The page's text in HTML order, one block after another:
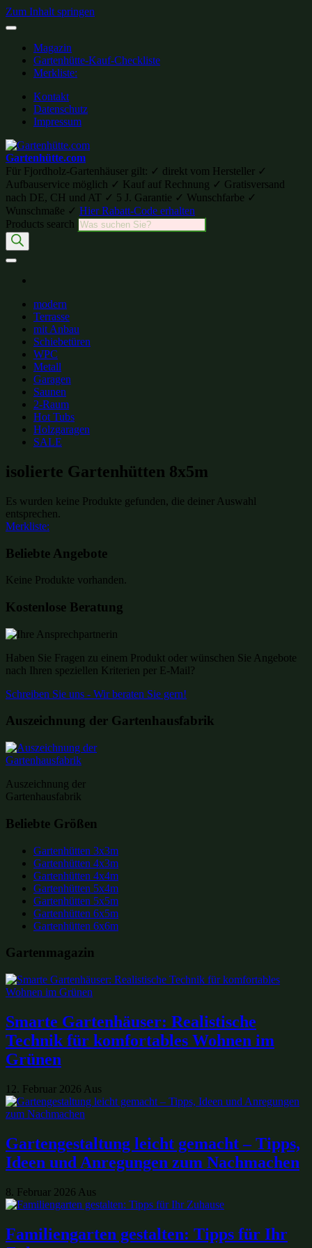
Zum Inhalt springen
Magazin
Gartenhütte-Kauf-Checkliste
Merkliste:
Kontakt
Datenschutz
Impressum
Gartenhütte.com
Für Fjordholz-Gartenhäuser gilt: ✓ direkt vom Hersteller ✓
Aufbauservice möglich ✓ Kauf auf Rechnung ✓ Gratisversand
nach DE, CH und AT ✓ 5 J. Garantie ✓ Wunschfarbe ✓
Wunschmaße ✓ Hier Rabatt-Code erhalten
Products search
modern
Terrasse
mit Anbau
Schiebetüren
WPC
Metall
Garagen
Saunen
2-Raum
Hot Tubs
Holzgaragen
SALE
isolierte Gartenhütten 8x5m
Es wurden keine Produkte gefunden, die deiner Auswahl
entsprechen.
Merkliste:
Beliebte Angebote
Keine Produkte vorhanden.
Kostenlose Beratung
Haben Sie Fragen zu einem Produkt oder wünschen Sie Angebote
nach Ihren speziellen Kriterien per E-Mail?
Schreiben Sie uns - Wir beraten Sie gern!
Auszeichnung der Gartenhausfabrik
Auszeichnung der
Gartenhausfabrik
Beliebte Größen
Gartenhütten 3x3m
Gartenhütten 4x3m
Gartenhütten 4x4m
Gartenhütten 5x4m
Gartenhütten 5x5m
Gartenhütten 6x5m
Gartenhütten 6x6m
Gartenmagazin
Smarte Gartenhäuser: Realistische
Technik für komfortables Wohnen im
Grünen
12. Februar 2026 Aus
Gartengestaltung leicht gemacht – Tipps,
Ideen und Anregungen zum Nachmachen
8. Februar 2026 Aus
Familiengarten gestalten: Tipps für Ihr